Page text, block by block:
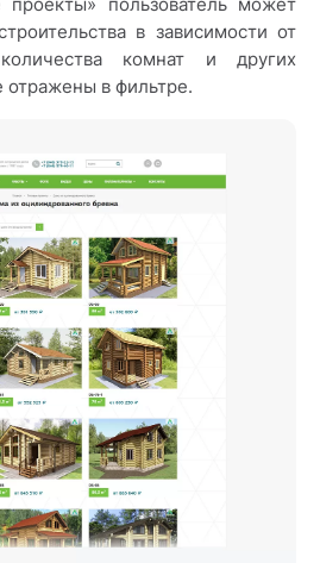
в зависимости от
комнат и других
отражены в фильтре.